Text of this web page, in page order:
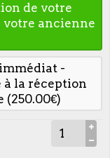
de votre
votre ancienne
immédiat -
à la réception
(250.00€)